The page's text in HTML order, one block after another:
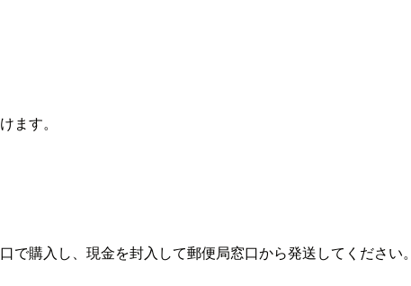
ます。
で購入し、現金を封入して郵便局窓口から発送してください。